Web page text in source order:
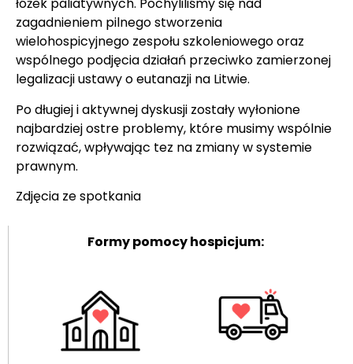
łóżek paliatywnych. Pochyliliśmy się nad
zagadnieniem pilnego stworzenia
wielohospicyjnego zespołu szkoleniowego oraz
wspólnego podjęcia działań przeciwko zamierzonej
legalizacji ustawy o eutanazji na Litwie.
Po długiej i aktywnej dyskusji zostały wyłonione
najbardziej ostre problemy, które musimy wspólnie
rozwiązać, wpływając tez na zmiany w systemie
prawnym.
Zdjęcia ze spotkania
Formy pomocy hospicjum: